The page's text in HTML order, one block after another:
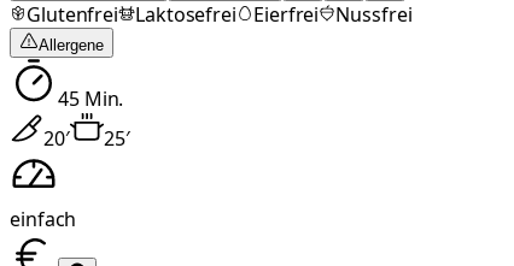
Glutenfrei Laktosefrei Eierfrei Nussfrei
Allergene
45Min.
20′ 25′
einfach